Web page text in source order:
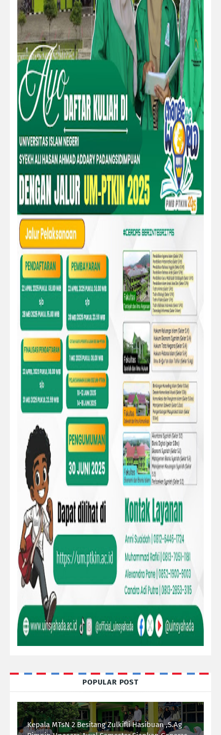
POPULAR POST
Kepala MTsN 2 Besitang Zulkifli Hasibuan ,S.Ag